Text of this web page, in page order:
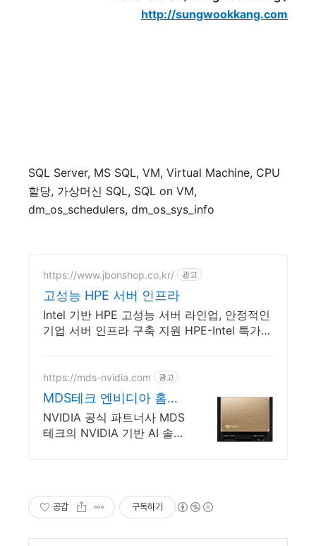
http://sungwookkang.com
SQL Server, MS SQL, VM, Virtual Machine, CPU
할당, 가상머신 SQL, SQL on VM,
dm_os_schedulers, dm_os_sys_info
https://www.jbonshop.co.kr/ 광고
고성능 HPE 서버 인프라
Intel 기반 HPE 고성능 서버 라인업, 안정적인
기업 서버 인프라 구축 지원 HPE-Intel 특가판
https://mds-nvidia.com 광고
MDS테크 엔비디아 홈페
이지
NVIDIA 공식 파트너사 MDS
테크의 NVIDIA 기반 AI 솔루
공감 구독하기